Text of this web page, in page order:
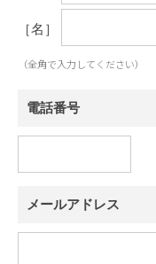
［名］
（全角で入力してください）
電話番号
メールアドレス